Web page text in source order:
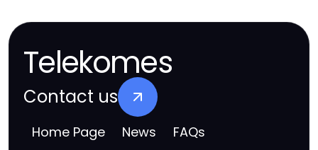
Telekomes
Contact us
Home Page News FAQs